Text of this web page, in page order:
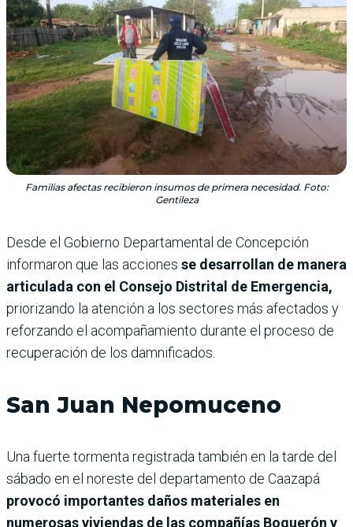
Familias afectas recibieron insumos de primera necesidad. Foto:
Gentileza
Desde el Gobierno Departamental de Concepción
informaron que las acciones se desarrollan de manera
articulada con el Consejo Distrital de Emergencia,
priorizando la atención a los sectores más afectados y
reforzando el acompañamiento durante el proceso de
recuperación de los damnificados.
San Juan Nepomuceno
Una fuerte tormenta registrada también en la tarde del
sábado en el noreste del departamento de Caazapá
provocó importantes daños materiales en
numerosas viviendas de las compañías Boquerón y